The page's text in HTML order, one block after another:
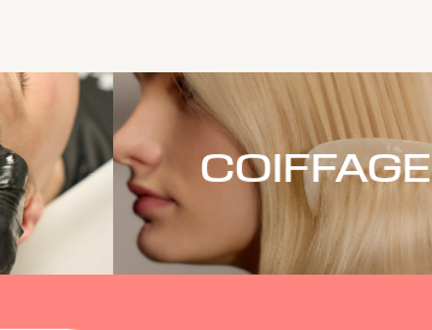
COIFFAGE